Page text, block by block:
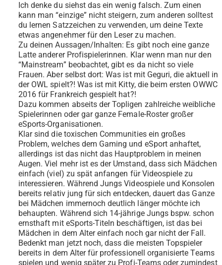
Ich denke du siehst das ein wenig falsch. Zum einen
kann man “einzige” nicht steigern, zum anderen solltest
du lernen Satzzeichen zu verwenden, um deine Texte
etwas angenehmer für den Leser zu machen.
Zu deinen Aussagen/Inhalten: Es gibt noch eine ganze
Latte anderer Profispielerinnen. Klar wenn man nur den
“Mainstream” beobachtet, gibt es da nicht so viele
Frauen. Aber selbst dort: Was ist mit Geguri, die aktuell in
der OWL spielt?! Was ist mit Kitty, die beim ersten OWWC
2016 für Frankreich gespielt hat?!
Dazu kommen abseits der Topligen zahlreiche weibliche
Spielerinnen oder gar ganze Female-Roster großer
eSports-Organisationen.
Klar sind die toxischen Communities ein großes
Problem, welches dem Gaming und eSport anhaftet,
allerdings ist das nicht das Hauptproblem in meinen
Augen. Viel mehr ist es der Umstand, dass sich Mädchen
einfach (viel) zu spät anfangen für Videospiele zu
interessieren. Während Jungs Videospiele und Konsolen
bereits relativ jung für sich entdecken, dauert das Ganze
bei Mädchen immernoch deutlich länger möchte ich
behaupten. Während sich 14-jährige Jungs bspw. schon
ernsthaft mit eSports-Titeln beschäftigen, ist das bei
Mädchen in dem Alter einfach noch gar nicht der Fall.
Bedenkt man jetzt noch, dass die meisten Topspieler
bereits in dem Alter für professionell organisierte Teams
spielen und wenig später zu Profi-Teams oder zumindest